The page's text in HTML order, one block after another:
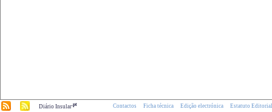
Diário Insular.pt Contactos Ficha técnica Edição electrónica Estatuto Editorial